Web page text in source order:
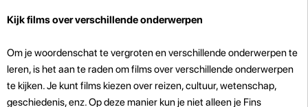
Kijk films over verschillende onderwerpen
Om je woordenschat te vergroten en verschillende onderwerpen te
leren, is het aan te raden om films over verschillende onderwerpen
te kijken. Je kunt films kiezen over reizen, cultuur, wetenschap,
geschiedenis, enz. Op deze manier kun je niet alleen je Fins